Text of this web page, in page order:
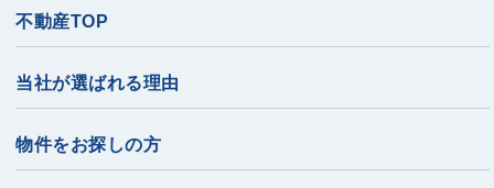
不動産TOP
当社が選ばれる理由
物件をお探しの方